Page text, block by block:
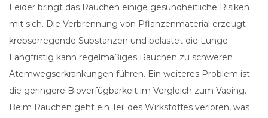
Leider bringt das Rauchen einige gesundheitliche Risiken
mit sich. Die Verbrennung von Pflanzenmaterial erzeugt
krebserregende Substanzen und belastet die Lunge.
Langfristig kann regelmäßiges Rauchen zu schweren
Atemwegserkrankungen führen. Ein weiteres Problem ist
die geringere Bioverfügbarkeit im Vergleich zum Vaping.
Beim Rauchen geht ein Teil des Wirkstoffes verloren, was